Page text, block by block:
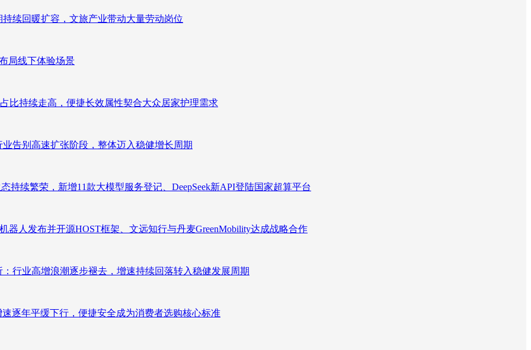
续回暖扩容，文旅产业带动大量劳动岗位
局线下体验场景
比持续走高，便捷长效属性契合大众居家护理需求
告别高速扩张阶段，整体迈入稳健增长周期
续繁荣，新增11款大模型服务登记、DeepSeek新API登陆国家超算平台
器人发布并开源HOST框架、文远知行与丹麦GreenMobility达成战略合作
行业高增浪潮逐步褪去，增速持续回落转入稳健发展周期
逐年平缓下行，便捷安全成为消费者选购核心标准